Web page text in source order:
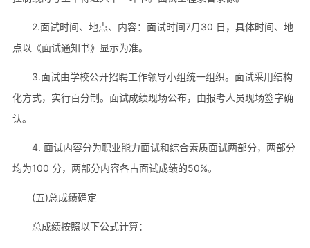
2.面试时间、地点、内容：面试时间7月30 日，具体时间、地
点以《面试通知书》显示为准。
3.面试由学校公开招聘工作领导小组统一组织。面试采用结构
化方式，实行百分制。面试成绩现场公布，由报考人员现场签字确
认。
4. 面试内容分为职业能力面试和综合素质面试两部分，两部分
均为100 分，两部分内容各占面试成绩的50%。
(五)总成绩确定
总成绩按照以下公式计算：